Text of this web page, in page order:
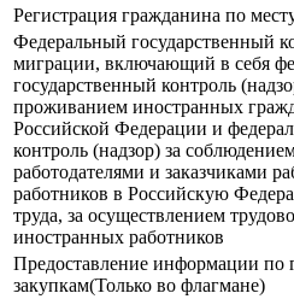
Регистрация гражданина по
Федеральный государственный
миграции, включающий в себя
государственный контроль
проживанием иностранных
Российской Федерации и
контроль (надзор) за
работодателями и заказчиками
работников в Российскую
труда, за осуществлением
иностранных работников
Предоставление информации по
закупкам(Только во флагмане)